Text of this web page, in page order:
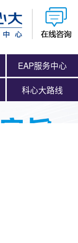
EAP服务中心
科心大路线